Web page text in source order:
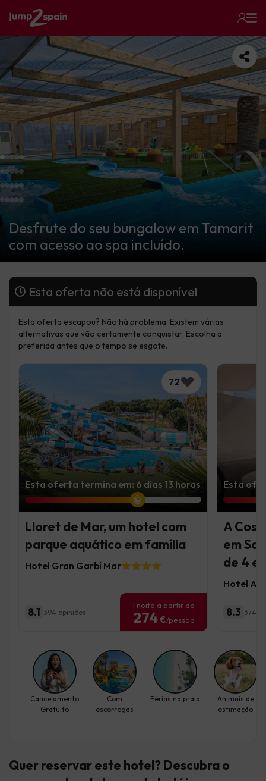
Desfrute do seu bungalow em Tamarit
com acesso ao spa incluído.
Esta oferta não está disponível
Esta oferta escapou? Não há problema. Existem várias
alternativas que vão certamente conquistar. Escolha a
preferida antes que o tempo se esgote.
72
Esta oferta termina em: 6 dias 13 horas
Lloret de Mar, um hotel com
parque aquático em família
Hotel Gran Garbí Mar
8.1 394 opiniões
1 noite a partir de
274€/pessoa
Esta
A
em
de 4
Hotel
8.3 374
Cancelamento
Gratuito
Com
escorregas
Férias na praia
Animais de
estimação
Quer reservar este hotel? Descubra o